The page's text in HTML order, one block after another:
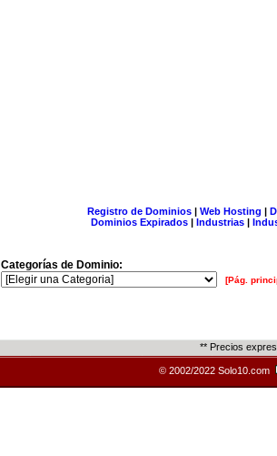
Registro de Dominios| Web Hosting |
Dominios Expirados | Industrias |
Categorías de Dominio:
[Pág.
** Precios
© 2002/2022 Solo10.com